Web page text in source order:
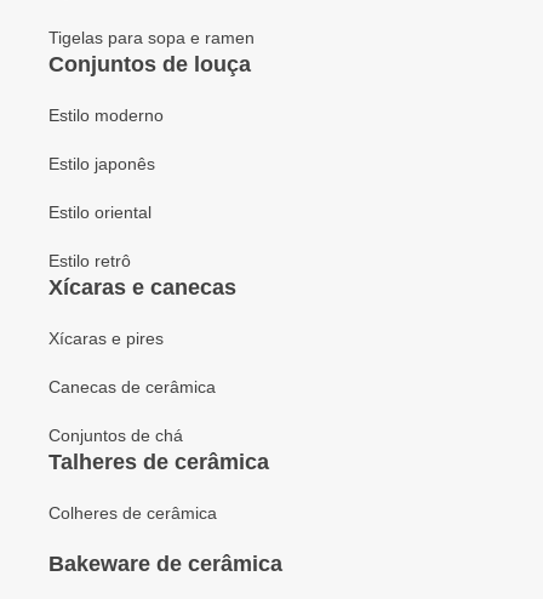
Tigelas para sopa e ramen
Conjuntos de louça
Estilo moderno
Estilo japonês
Estilo oriental
Estilo retrô
Xícaras e canecas
Xícaras e pires
Canecas de cerâmica
Conjuntos de chá
Talheres de cerâmica
Colheres de cerâmica
Bakeware de cerâmica